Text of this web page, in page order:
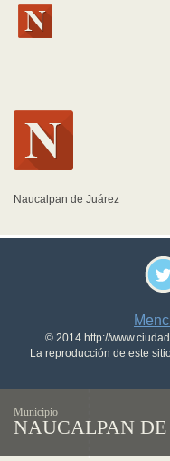
Naucalpan de Juárez
© 2014 http://
La reproducción de este
Municipio
NAUCALPAN